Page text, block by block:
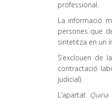
professional.
La informació
persones que
sintetitza en un
S’exclouen de
contractació
judicial).
L’apartat Quina